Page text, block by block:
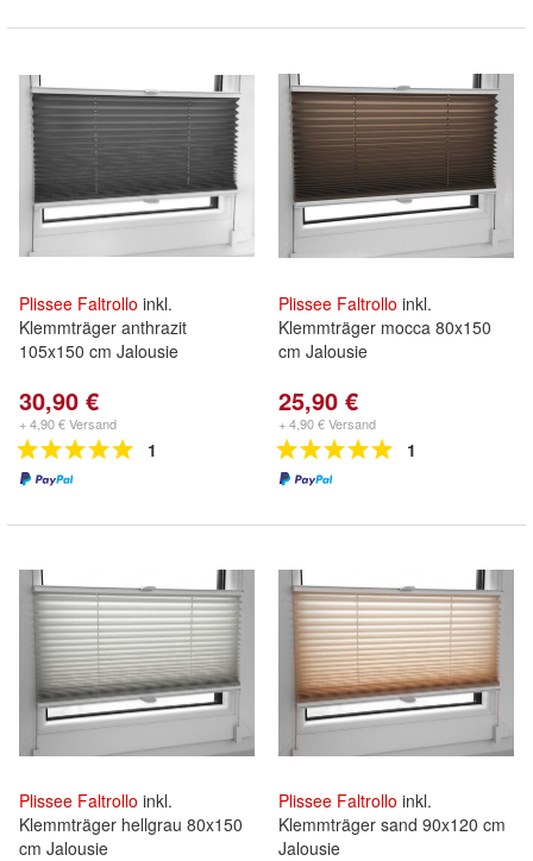
Plissee Faltrollo inkl.
Klemmträger anthrazit
105x150 cm Jalousie
30,90 €
+ 4,90 € Versand
1
Plissee Faltrollo inkl.
Klemmträger mocca 80x150
cm Jalousie
25,90 €
+ 4,90 € Versand
1
Plissee Faltrollo inkl.
Klemmträger hellgrau 80x150
cm Jalousie
Plissee Faltrollo inkl.
Klemmträger sand 90x120 cm
Jalousie